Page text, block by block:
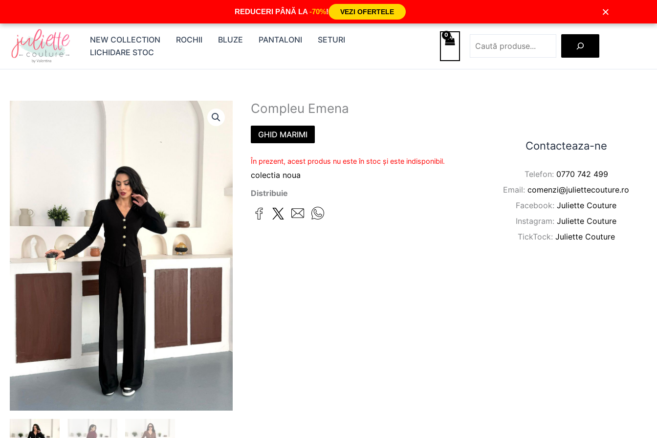
REDUCERI PÂNĂ LA -70%! VEZI OFERTELE ×
NEW COLLECTION
ROCHII BLUZE PANTALONI
SETURI
LICHIDARE STOC
Caută
Compleu Emena
GHID MARIMI
În prezent, acest produs nu este în stoc și este indisponibil.
colectia noua
Distribuie
Contacteaza-ne
Telefon: 0770 742 499
Email:comenzi@juliettecouture.ro
Facebook:Juliette Couture
Instagram:Juliette Couture
TickTock: Juliette Couture